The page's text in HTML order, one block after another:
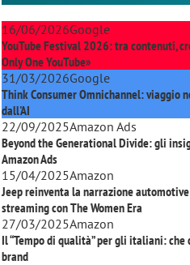
16/06/2026Google
YouTube Festival 2026: tra contenuti,
Only One YouTube»
31/03/2026Google
Think Consumer Omnichannel: viaggio
dall'AI
22/09/2025Amazon Ads
Beyond the Generational Divide: gli
Amazon Ads
15/04/2025Amazon
Jeep reinventa la narrazione
streaming conThe Women Era
27/03/2025Amazon
Il “Tempo di qualità” per gli italiani: che
brand